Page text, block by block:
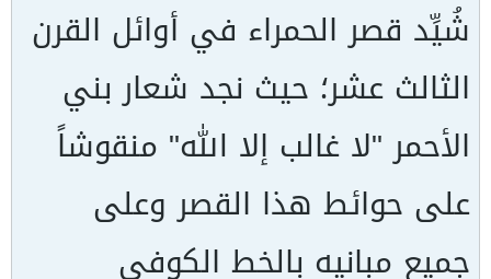
شُيِّد قصر الحمراء في أوائل القرن
الثالث عشر؛ حيث نجد شعار بني
الأحمر "لا غالب إلا الله" منقوشاً
على حوائط هذا القصر وعلى
جميع مبانيه بالخط الكوفي